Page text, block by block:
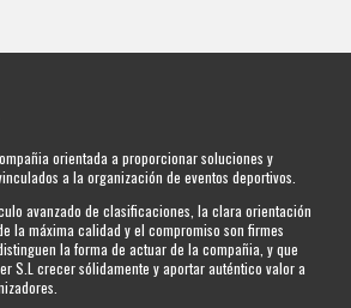
orientada a proporcionar soluciones y
a la organización de eventos deportivos.
avanzado de clasificaciones, la clara orientación
la máxima calidad y el compromiso son firmes
la forma de actuar de la compañia, y que
S.L crecer sólidamente y aportar auténtico valor a